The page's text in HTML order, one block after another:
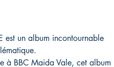
est un album incontournable
à BBC Maida Vale, cet album